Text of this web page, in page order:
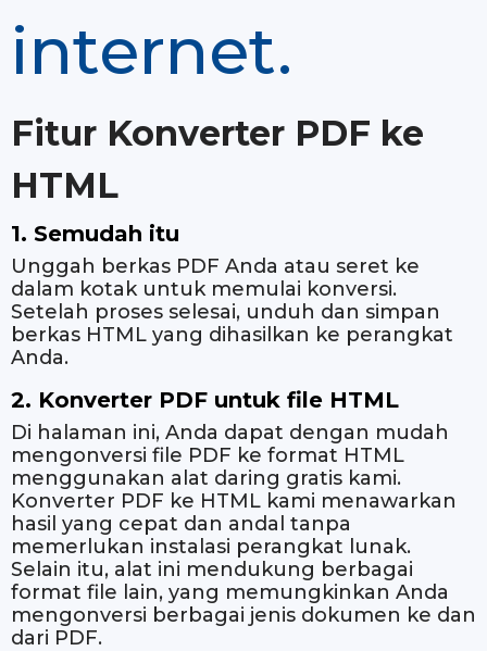
internet.
Fitur Konverter PDF ke
HTML
1. Semudah itu
Unggah berkas PDF Anda atau seret ke
dalam kotak untuk memulai konversi.
Setelah proses selesai, unduh dan simpan
berkas HTML yang dihasilkan ke perangkat
Anda.
2. Konverter PDF untuk file HTML
Di halaman ini, Anda dapat dengan mudah
mengonversi file PDF ke format HTML
menggunakan alat daring gratis kami.
Konverter PDF ke HTML kami menawarkan
hasil yang cepat dan andal tanpa
memerlukan instalasi perangkat lunak.
Selain itu, alat ini mendukung berbagai
format file lain, yang memungkinkan Anda
mengonversi berbagai jenis dokumen ke dan
dari PDF.